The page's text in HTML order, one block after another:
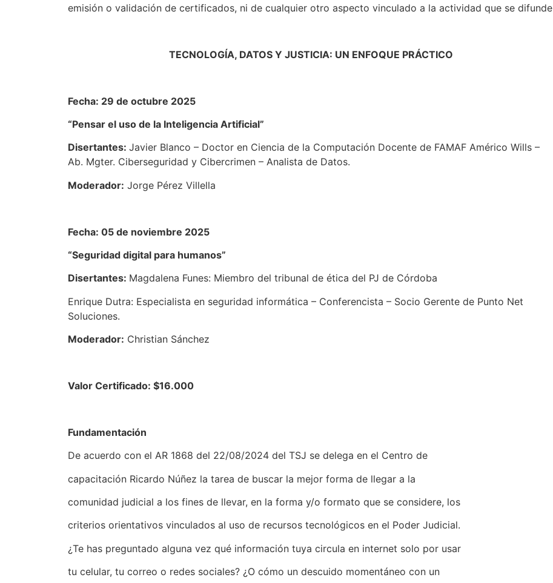
emisión o validación de certificados, ni de cualquier otro aspecto vinculado a la actividad que se difunde
TECNOLOGÍA, DATOS Y JUSTICIA: UN ENFOQUE PRÁCTICO
Fecha: 29 de octubre 2025
“Pensar el uso de la Inteligencia Artificial”
Disertantes: Javier Blanco – Doctor en Ciencia de la Computación Docente de FAMAF Américo Wills –
Ab. Mgter. Ciberseguridad y Cibercrimen – Analista de Datos.
Moderador: Jorge Pérez Villella
Fecha: 05 de noviembre 2025
“Seguridad digital para humanos”
Disertantes: Magdalena Funes: Miembro del tribunal de ética del PJ de Córdoba
Enrique Dutra: Especialista en seguridad informática – Conferencista – Socio Gerente de Punto Net
Soluciones.
Moderador: Christian Sánchez
Valor Certificado: $16.000
Fundamentación
De acuerdo con el AR 1868 del 22/08/2024 del TSJ se delega en el Centro de
capacitación Ricardo Núñez la tarea de buscar la mejor forma de llegar a la
comunidad judicial a los fines de llevar, en la forma y/o formato que se considere, los
criterios orientativos vinculados al uso de recursos tecnológicos en el Poder Judicial.
¿Te has preguntado alguna vez qué información tuya circula en internet solo por usar
tu celular, tu correo o redes sociales? ¿O cómo un descuido momentáneo con un